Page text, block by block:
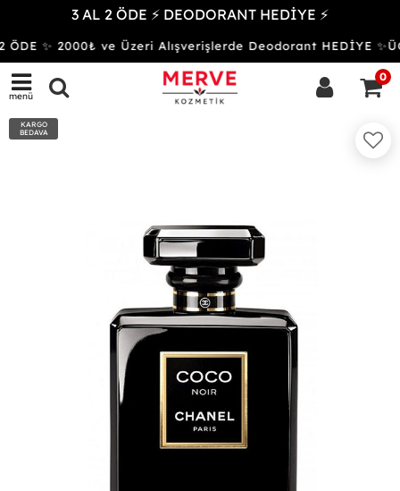
3 AL 2 ÖDE ⚡ DEODORANT HEDİYE ⚡
✨ 2000₺ ve Üzeri Alışverişlerde Deodorant HEDİYE
menü
0
KARGO
BEDAVA